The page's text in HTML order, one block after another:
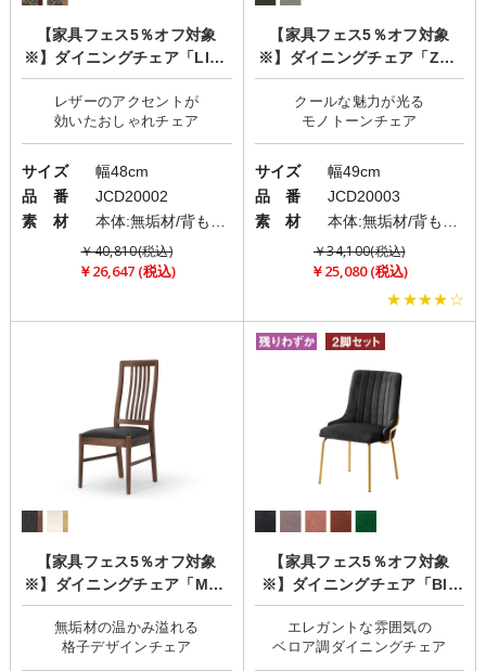
【家具フェス5％オフ対象
※】ダイニングチェア「LIZZ
(リズ)」
レザーのアクセントが
サイズ
幅48cm
品 番
JCD20002
素 材
￥40,810(税込)
￥26,647 (税込)
【家具フェス5％オフ対象
※】ダイニングチェア「ZEN
O(ゼノ)」
クールな魅力が光る
サイズ
幅49cm
品 番
JCD20003
素 材
￥34,100(税込)
￥25,080 (税込)
★★★★☆
【家具フェス5％オフ対象
※】ダイニングチェア「MER
GE(マージ)」
無垢材の温かみ溢れる
【家具フェス5％オフ対象
※】ダイニングチェア「Blu
me(ブルーメ)」2脚セット
エレガントな雰囲気の